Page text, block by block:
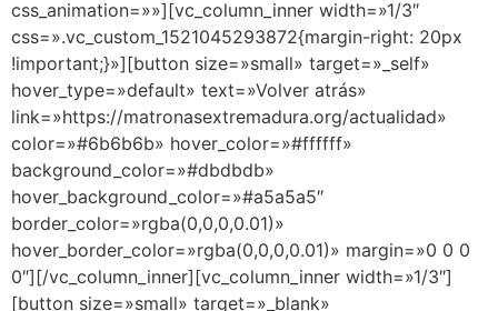
css_animation=»»][vc_column_inner width=»1/3″
css=».vc_custom_1521045293872{margin-right: 20px
!important;}»][button size=»small» target=»_self»
hover_type=»default» text=»Volver atrás»
link=»https://matronasextremadura.org/actualidad»
color=»#6b6b6b» hover_color=»#ffffff»
background_color=»#dbdbdb»
hover_background_color=»#a5a5a5″
border_color=»rgba(0,0,0,0.01)»
hover_border_color=»rgba(0,0,0,0.01)» margin=»0 0 0
0″][/vc_column_inner][vc_column_inner width=»1/3″]
[button size=»small» target=»_blank»